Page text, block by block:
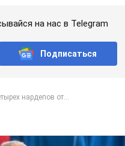
на нас в Telegram
Подписаться
нардепов от...